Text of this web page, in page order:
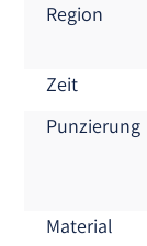
Region
Zeit
Punzierung
Material